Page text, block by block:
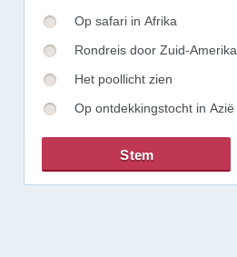
Op safari in Afrika
Rondreis door Zuid-Amerika
Het poollicht zien
Op ontdekkingstocht in Azië